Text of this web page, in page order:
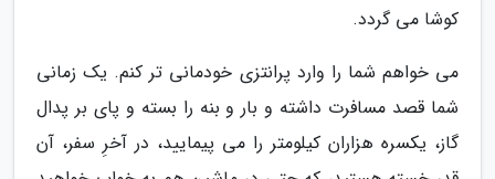
کوشا می گردد.
می خواهم شما را وارد پرانتزی خودمانی تر کنم. یک زمانی
شما قصد مسافرت داشته و بار و بنه را بسته و پای بر پدال
گاز، یکسره هزاران کیلومتر را می پیمایید، در آخرِ سفر، آن